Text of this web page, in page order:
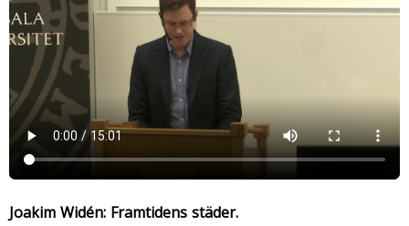
Joakim Widén: Framtidens städer.